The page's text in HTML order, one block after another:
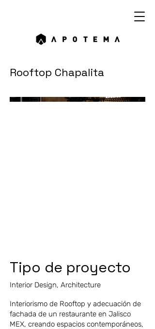
Rooftop Chapalita
Tipo de proyecto
Interior Design, Architecture
Interiorismo de Rooftop y adecuación de
fachada de un restaurante en Jalisco
MEX, creando espacios contemporáneos,